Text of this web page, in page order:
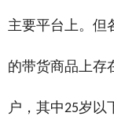
主要平台上。但
的带货商品上存
户，其中25岁以